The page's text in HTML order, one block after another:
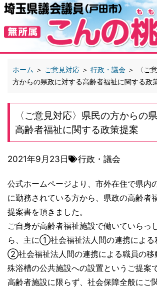
ホーム ＞ ご意見対応 ＞ 行政・議会 ＞
〈ご
方からの県政に対する高齢者福祉に関する政
〈ご意見対応〉県民の方からの
高齢者福祉に関する政策提案
2021年9月23日 行政・議会
公式ホームページより、市外在住で県内
に勤務されている方から、県政の高齢者
提案書を頂きました。
ご自身が高齢者福祉施設で働いていらっ
ら、主に①社会福祉法人間の連携による
②社会福祉法人間の連携による職員の
殊浴槽の公共施設への設置というご提案で
高齢者施設に限らず、社会保障全般にご